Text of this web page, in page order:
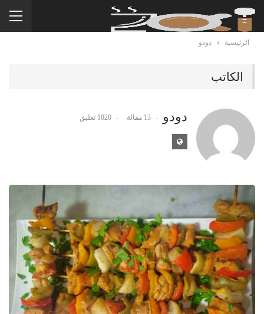
الرئيسية دودو
الكاتب
دودو 13 مقالة 1020 تعليق